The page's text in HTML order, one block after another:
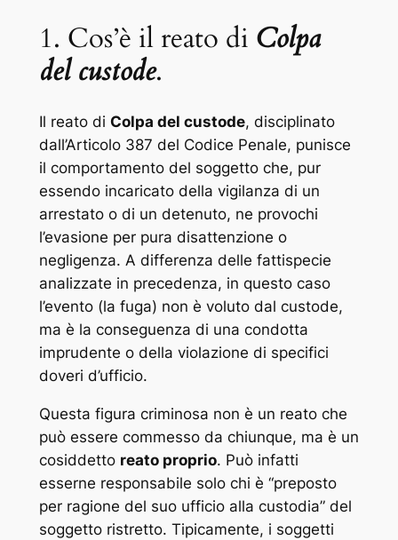
1. Cos’è il reato di Colpa
del custode.
Il reato di Colpa del custode, disciplinato
dall’Articolo 387 del Codice Penale, punisce
il comportamento del soggetto che, pur
essendo incaricato della vigilanza di un
arrestato o di un detenuto, ne provochi
l’evasione per pura disattenzione o
negligenza. A differenza delle fattispecie
analizzate in precedenza, in questo caso
l’evento (la fuga) non è voluto dal custode,
ma è la conseguenza di una condotta
imprudente o della violazione di specifici
doveri d’ufficio.
Questa figura criminosa non è un reato che
può essere commesso da chiunque, ma è un
cosiddetto reato proprio. Può infatti
esserne responsabile solo chi è “preposto
per ragione del suo ufficio alla custodia” del
soggetto ristretto. Tipicamente, i soggetti